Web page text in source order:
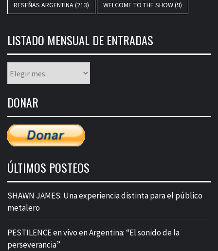
RESEÑAS ARGENTINA(213) WELCOME TO THE SHOW(9)
LISTADO MENSUAL DE ENTRADAS
mensual
entradas
DONAR
ÚLTIMOS POSTEOS
SHAWN JAMES: Una experiencia distinta para el público
metalero
PESTILENCE en vivo en Argentina: “El sonido de la
perseverancia”